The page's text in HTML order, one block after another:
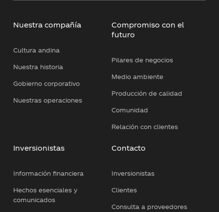
Nuestra compañía
Cultura andina
Nuestra historia
Gobierno corporativo
Nuestras operaciones
Compromiso con el
futuro
Pilares de negocios
Medio ambiente
Producción de calidad
Comunidad
Relación con clientes
Inversionistas
Información financiera
Hechos esenciales y
comunicados
Contacto
Inversionistas
Clientes
Consulta a proveedores